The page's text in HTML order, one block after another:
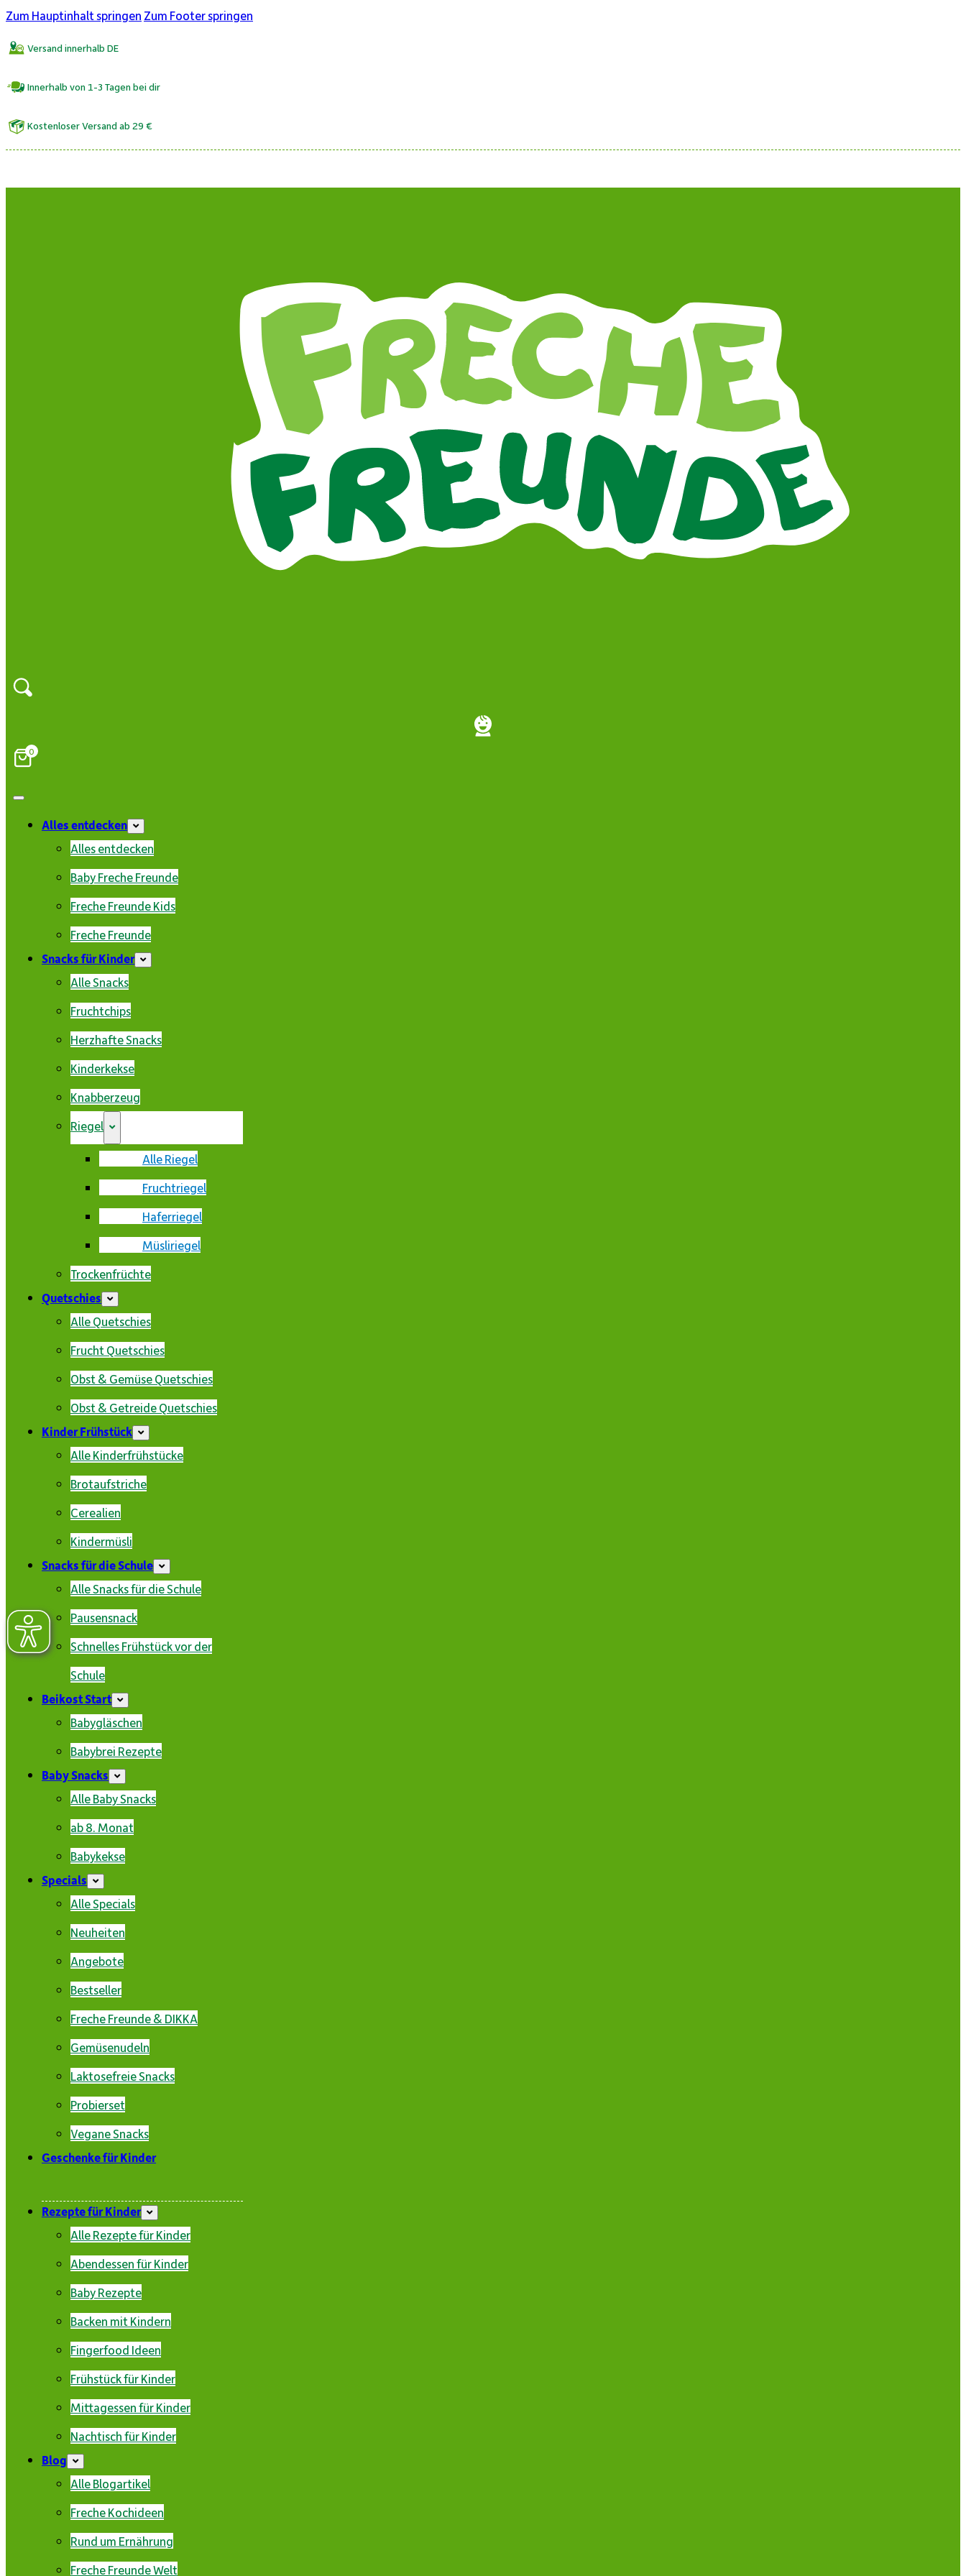
Zum Hauptinhalt springen Zum Footer springen
Versand innerhalb DE
Innerhalb von 1-3 Tagen bei dir
Kostenloser Versand ab 29 €
0
Alles entdecken
Alles entdecken
Baby Freche Freunde
Freche Freunde Kids
Freche Freunde
Snacks für Kinder
Alle Snacks
Fruchtchips
Herzhafte Snacks
Kinderkekse
Knabberzeug
Riegel
Alle Riegel
Fruchtriegel
Haferriegel
Müsliriegel
Trockenfrüchte
Quetschies
Alle Quetschies
Frucht Quetschies
Obst & Gemüse Quetschies
Obst & Getreide Quetschies
Kinder Frühstück
Alle Kinderfrühstücke
Brotaufstriche
Cerealien
Kindermüsli
Snacks für die Schule
Alle Snacks für die Schule
Pausensnack
Schnelles Frühstück vor der
Schule
Beikost Start
Babygläschen
Babybrei Rezepte
Baby Snacks
Alle Baby Snacks
ab 8. Monat
Babykekse
Specials
Alle Specials
Neuheiten
Angebote
Bestseller
Freche Freunde & DIKKA
Gemüsenudeln
Laktosefreie Snacks
Probierset
Vegane Snacks
Geschenke für Kinder
Rezepte für Kinder
Alle Rezepte für Kinder
Abendessen für Kinder
Baby Rezepte
Backen mit Kindern
Fingerfood Ideen
Frühstück für Kinder
Mittagessen für Kinder
Nachtisch für Kinder
Blog
Alle Blogartikel
Freche Kochideen
Rund um Ernährung
Freche Freunde Welt